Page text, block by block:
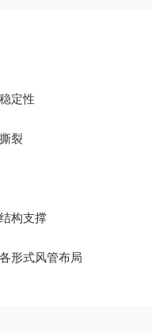
定性
裂
构支撑
形式风管布局